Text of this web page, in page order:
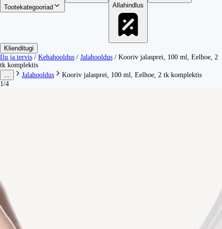
Tootekategooriad
Allahindlus
Klienditugi
Ilu ja tervis / Kehahooldus / Jalahooldus / Kooriv jalasprei, 100 ml, Eelhoe, 2
tk komplektis
Jalahooldus
Kooriv jalasprei, 100 ml, Eelhoe, 2 tk komplektis
1/4